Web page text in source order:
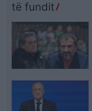
të fundit